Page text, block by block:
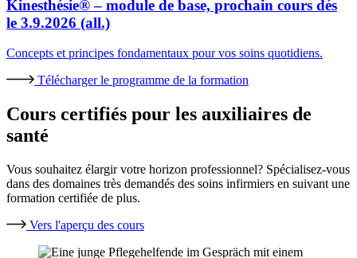
Kinesthésie® – module de base, prochain cours dés
le 3.9.2026 (all.)
Concepts et principes fondamentaux pour vos soins quotidiens.
Télécharger le programme de la formation
Cours certifiés pour les auxiliaires de
santé
Vous souhaitez élargir votre horizon professionnel? Spécialisez-vous
dans des domaines très demandés des soins infirmiers en suivant une
formation certifiée de plus.
Vers l'aperçu des cours